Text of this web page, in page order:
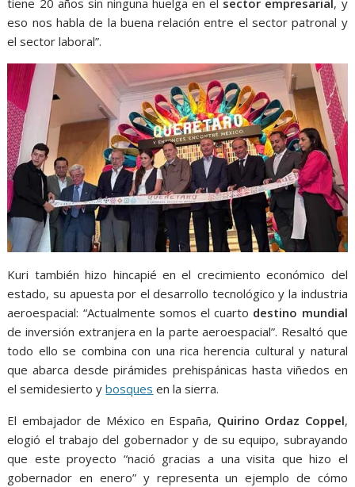
eso nos habla de la buena relación entre el sector patronal y
el sector laboral”.
Kuri también hizo hincapié en el crecimiento económico del
estado, su apuesta por el desarrollo tecnológico y la industria
aeroespacial: “Actualmente somos el cuarto destino mundial
de inversión extranjera en la parte aeroespacial”. Resaltó que
todo ello se combina con una rica herencia cultural y natural
que abarca desde pirámides prehispánicas hasta viñedos en
el semidesierto ybosques en la sierra.
El embajador de México en España, Quirino Ordaz Coppel,
elogió el trabajo del gobernador y de su equipo, subrayando
que este proyecto “nació gracias a una visita que hizo el
gobernador en enero” y representa un ejemplo de cómo